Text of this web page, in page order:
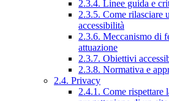
2.3.4. Linee guida e
2.3.5. Come rilasciare
accessibilità
2.3.6. Meccanismo di
attuazione
2.3.7. Obiettivi
2.3.8. Normativa e
2.4. Privacy
2.4.1. Come rispettare